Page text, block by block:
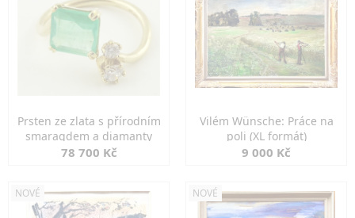
Prsten ze zlata s přírodním
smaragdem a diamanty
78 700 Kč
Vilém Wünsche: Práce na
poli (XL formát)
9 000 Kč
NOVÉ NOVÉ